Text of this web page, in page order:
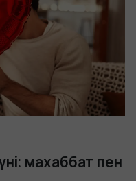
махаббат пен